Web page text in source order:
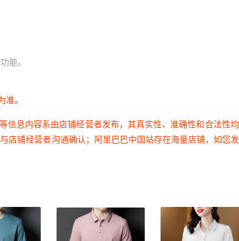
能。
。
息内容系由店铺经营者发布，其真实性、准确性和合法性
店铺经营者沟通确认；阿里巴巴中国站存在海量店铺，如您